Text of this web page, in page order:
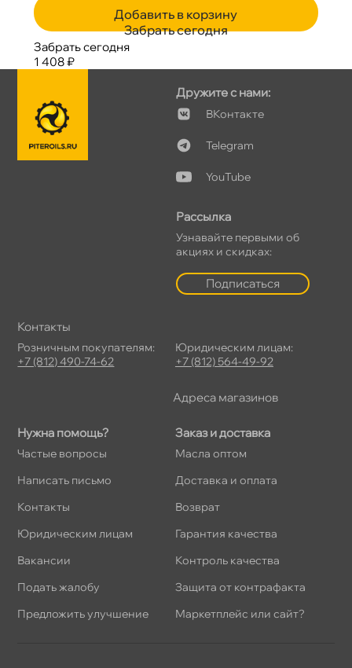
Добавить в корзину
Забрать сегодня
Забрать сегодня
1 408 ₽
Нужна помощь?
Частые вопросы
Написать письмо
Контакты
Юридическим лицам
акансии
Подать жалобу
Предложить улучшение
Заказ и доставка
Масла оптом
Доставка и оплата
озврат
Гарантия качества
Контроль качества
Защита от контрафакта
Маркетплейс или сайт?
Дружите с нами:
Контакте
Telegram
YouTube
Рассылка
Узнавайте первыми о
акциях и скидках:
Подписаться
Контакты
Розничным покупателям:
+7 (812) 490-74-62
Юридическим лицам:
+7 (812) 564-49-92
Адреса магазино